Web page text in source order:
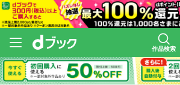
作品検索